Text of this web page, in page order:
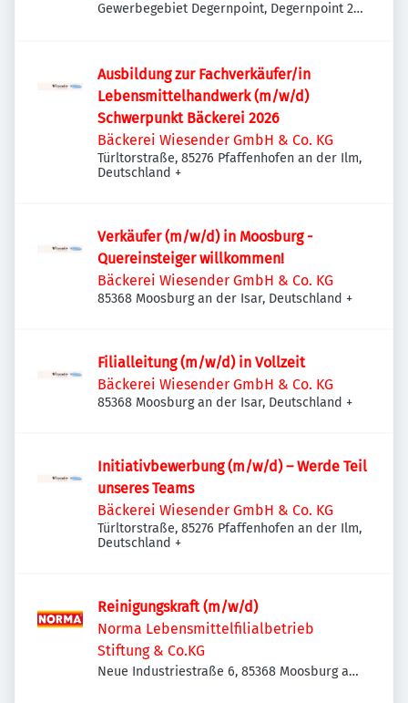
Gewerbegebiet Degernpoint, Degernpoint 2,
Ausbildung zur Fachverkäufer/in
Lebensmittelhandwerk (m/w/d)
Schwerpunkt Bäckerei 2026
Bäckerei Wiesender GmbH & Co. KG
Türltorstraße, 85276 Pfaffenhofen an der Ilm,
Deutschland +
Verkäufer (m/w/d) in Moosburg -
Quereinsteiger willkommen!
Bäckerei Wiesender GmbH & Co. KG
85368 Moosburg an der Isar, Deutschland +
Filialleitung (m/w/d) in Vollzeit
Bäckerei Wiesender GmbH & Co. KG
85368 Moosburg an der Isar, Deutschland +
Initiativbewerbung (m/w/d) – Werde Teil
unseres Teams
Bäckerei Wiesender GmbH & Co. KG
Türltorstraße, 85276 Pfaffenhofen an der Ilm,
Deutschland +
Reinigungskraft (m/w/d)
Norma Lebensmittelfilialbetrieb
Stiftung & Co.KG
Neue Industriestraße 6, 85368 Moosburg an